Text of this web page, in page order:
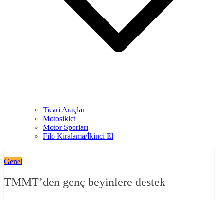
Ticari Araçlar
Motosiklet
Motor Sporları
Filo Kiralama/İkinci El
Genel
TMMT’den genç beyinlere destek